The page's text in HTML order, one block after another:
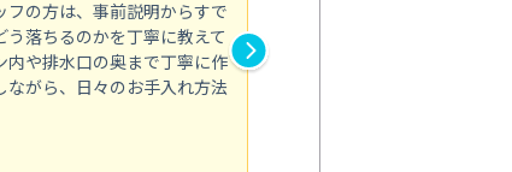
の方は、事前説明からすで
落ちるのかを丁寧に教えて
内や排水口の奥まで丁寧に作
がら、日々のお手入れ方法